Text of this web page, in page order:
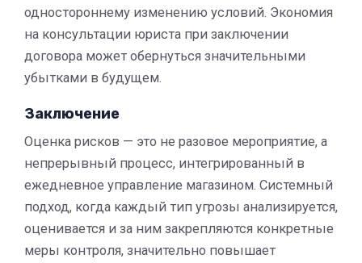
одностороннему изменению условий. Экономия
на консультации юриста при заключении
договора может обернуться значительными
убытками в будущем.
Заключение
Оценка рисков — это не разовое мероприятие, а
непрерывный процесс, интегрированный в
ежедневное управление магазином. Системный
подход, когда каждый тип угрозы анализируется,
оценивается и за ним закрепляются конкретные
меры контроля, значительно повышает